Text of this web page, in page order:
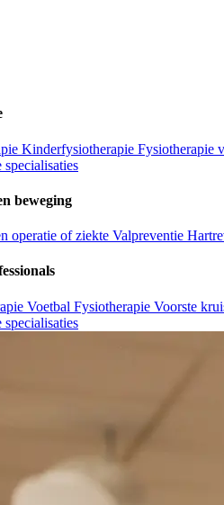
Kinderfysiotherapie Fysiotherapie
beweging
operatie of ziekte Valpreventie
Voetbal Fysiotherapie Voorste